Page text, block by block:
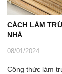
CÁCH LÀM
NHÀ
08/01/2024
Công thức làm